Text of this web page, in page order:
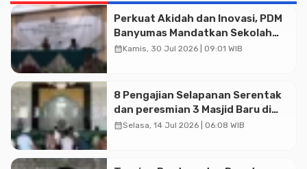
Perkuat Akidah dan Inovasi, PDM
Banyumas Mandatkan Sekolah
Muhammadiyah Jadi Pilihan
calendar_monthKamis, 30 Jul 2026 | 09:01 WIB
8 Pengajian Selapanan Serentak
dan peresmian 3 Masjid Baru di
Banyumas
calendar_monthSelasa, 14 Jul 2026 | 06:08 WIB